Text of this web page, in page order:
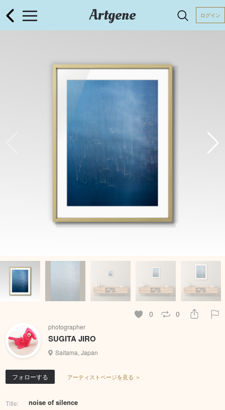
Artgene ログイン
0 0
photographer
SUGITA JIRO
Saitama, Japan
フォローする アーティストページを見る ＞
Title: noise of silence